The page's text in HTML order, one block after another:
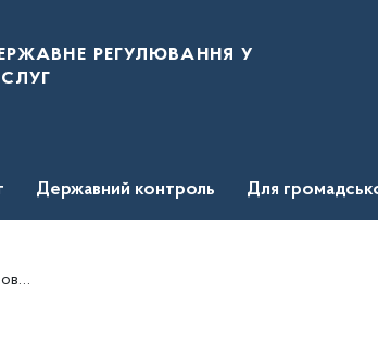
регулювання у
Державний контроль Для
№ 1263